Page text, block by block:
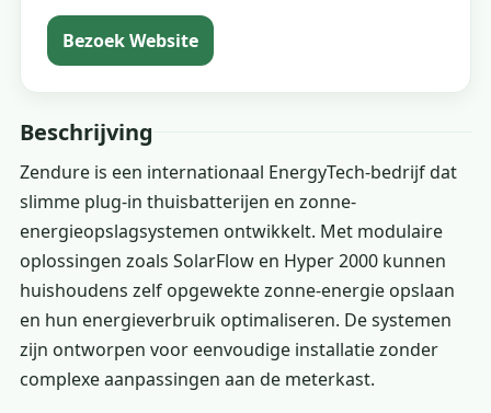
Bezoek Website
Beschrijving
Zendure is een internationaal EnergyTech-bedrijf dat
slimme plug-in thuisbatterijen en zonne-
energieopslagsystemen ontwikkelt. Met modulaire
oplossingen zoals SolarFlow en Hyper 2000 kunnen
huishoudens zelf opgewekte zonne-energie opslaan
en hun energieverbruik optimaliseren. De systemen
zijn ontworpen voor eenvoudige installatie zonder
complexe aanpassingen aan de meterkast.